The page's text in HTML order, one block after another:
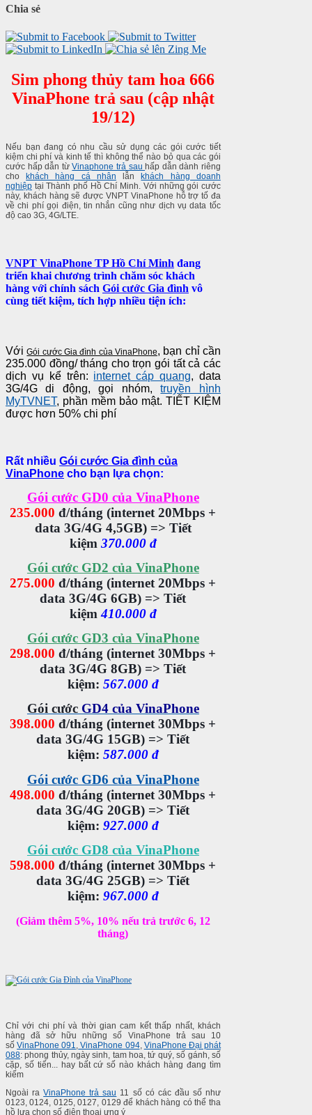
Chia sẻ
Sim phong thủy tam hoa 666
VinaPhone trả sau (cập nhật
19/12)
Nếu bạn đang có nhu cầu sử dụng các gói cước tiết
kiệm chi phí và kinh tế thì không thể nào bỏ qua các gói
cước hấp dẫn từVinaphone trả sauhấp dẫn dành riêng
chokhách hàng cá nhân lẫnkhách hàng doanh
nghiệp tại Thành phố Hồ Chí Minh. Với những gói cước
này, khách hàng sẽ được VNPT VinaPhone hỗ trợ tố đa
về chi phí gọi điện, tin nhắn cũng như dịch vụ data tốc
độ cao 3G, 4G/LTE.
VNPT VinaPhone TP Hồ Chí Minh đang
triển khai chương trình chăm sóc khách
hàng với chính sách Gói cước Gia đình vô
cùng tiết kiệm, tích hợp nhiều tiện ích:
VớiGói cước Gia đình của VinaPhone, bạn chỉ cần
235.000 đồng/ tháng cho trọn gói tất cả các
dịch vụ kể trên: internet cáp quang, data
3G/4G di động, gọi nhóm,truyền hình
MyTVNET, phần mềm bảo mật. TIẾT KIỆM
được hơn 50% chi phí
Rất nhiều Gói cước Gia đình của
VinaPhone cho bạn lựa chọn:
Gói cước GD0 của VinaPhone
235.000 đ/tháng(internet20Mbps +
data 3G/4G 4,5GB)=> Tiết
kiệm 370.000 đ
Gói cước GD2 của VinaPhone
275.000 đ/tháng(internet20Mbps +
data 3G/4G6GB) => Tiết
kiệm410.000 đ
Gói cước GD3 của VinaPhone
298.000 đ/tháng(internet30Mbps +
data 3G/4G8GB) => Tiết
kiệm: 567.000 đ
Gói cước GD4 của VinaPhone
398.000 đ/tháng(internet30Mbps +
data 3G/4G 15GB) =>Tiết
kiệm: 587.000 đ
Gói cước GD6 của VinaPhone
498.000 đ/tháng(internet30Mbps +
data 3G/4G20GB) => Tiết
kiệm: 927.000 đ
Gói cước GD8 của VinaPhone
598.000 đ/tháng(internet30Mbps +
data 3G/4G25GB) => Tiết
kiệm: 967.000 đ
(Giảm thêm 5%, 10% nếu trả trước 6, 12
tháng)
Chỉ với chi phí và thời gian cam kết thấp nhất, khách
hàng đã sở hữu những số VinaPhone trả sau 10
sốVinaPhone 091, VinaPhone 094, VinaPhone Đại phát
088: phong thủy, ngày sinh, tam hoa, tứ quý, số gánh, số
cặp, số tiến... hay bất cứ số nào khách hàng đang tìm
kiếm
Ngoài raVinaPhone trả sau 11 số có các đầu số như
0123, 0124, 0125, 0127, 0129 để khách hàng có thể tha
hồ lựa chọn số điện thoại ưng ý